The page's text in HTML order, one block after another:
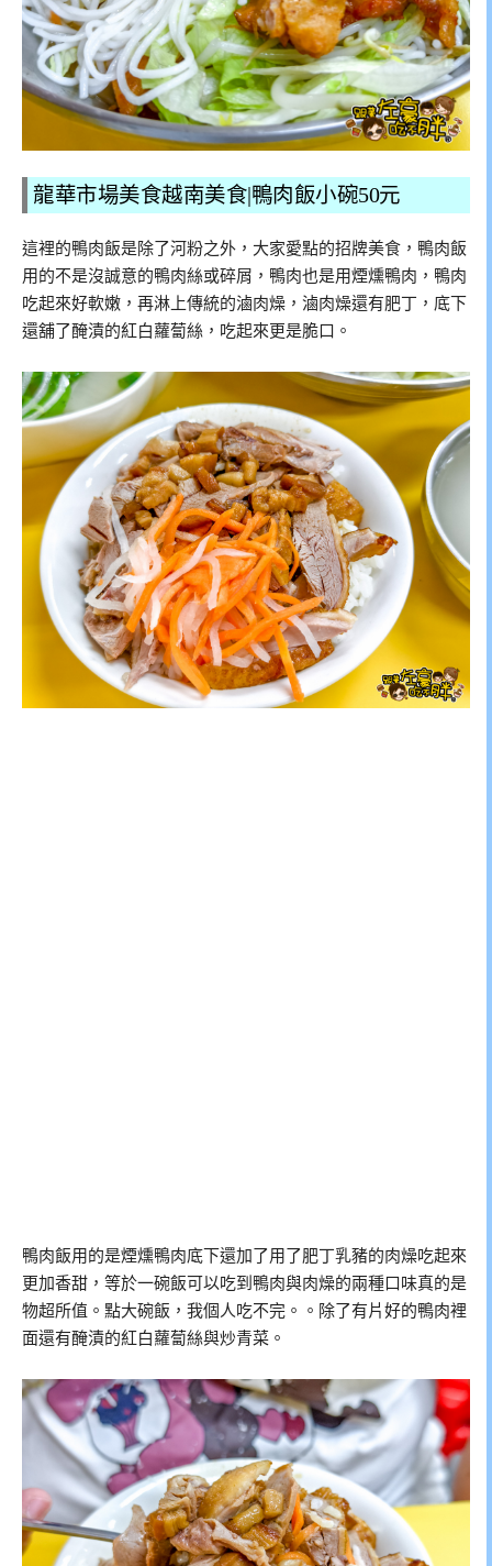
龍華市場美食越南美食|鴨肉飯小碗50元
這裡的鴨肉飯是除了河粉之外，大家愛點的招牌美食，鴨肉飯
用的不是沒誠意的鴨肉絲或碎屑，鴨肉也是用煙燻鴨肉，鴨肉
吃起來好軟嫩，再淋上傳統的滷肉燥，滷肉燥還有肥丁，底下
還舖了醃漬的紅白蘿蔔絲，吃起來更是脆口。
鴨肉飯用的是煙燻鴨肉底下還加了用了肥丁乳豬的肉燥吃起來
更加香甜，等於一碗飯可以吃到鴨肉與肉燥的兩種口味真的是
物超所值。點大碗飯，我個人吃不完。。除了有片好的鴨肉裡
面還有醃漬的紅白蘿蔔絲與炒青菜。